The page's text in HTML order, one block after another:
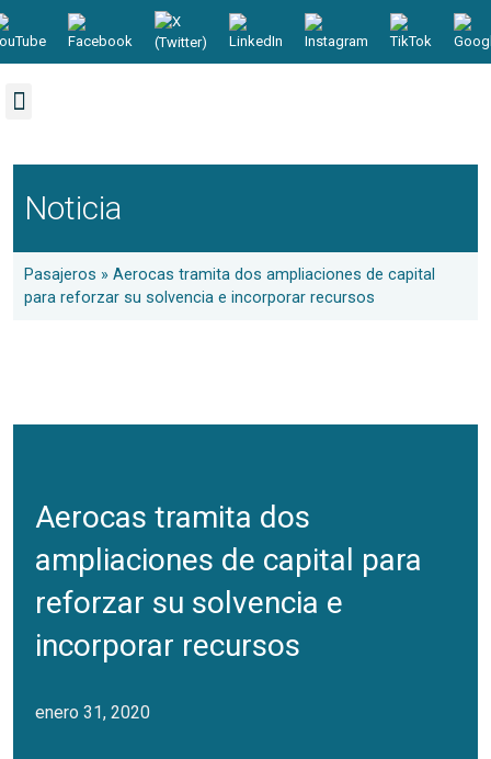
Noticia
Pasajeros » Aerocas tramita dos ampliaciones de capital
para reforzar su solvencia e incorporar recursos
Aerocas tramita dos
ampliaciones de capital para
reforzar su solvencia e
incorporar recursos
enero 31, 2020